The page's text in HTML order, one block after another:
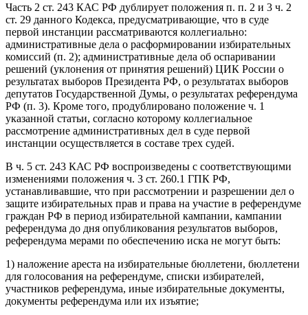
Часть 2 ст. 243 КАС РФ дублирует положения п. п. 2 и 3 ч. 2
ст. 29 данного Кодекса, предусматривающие, что в суде
первой инстанции рассматриваются коллегиально:
административные дела о расформировании избирательных
комиссий (п. 2); административные дела об оспаривании
решений (уклонения от принятия решений) ЦИК России о
результатах выборов Президента РФ, о результатах выборов
депутатов Государственной Думы, о результатах референдума
РФ (п. 3). Кроме того, продублировано положение ч. 1
указанной статьи, согласно которому коллегиальное
рассмотрение административных дел в суде первой
инстанции осуществляется в составе трех судей.
В ч. 5 ст. 243 КАС РФ воспроизведены с соответствующими
изменениями положения ч. 3 ст. 260.1 ГПК РФ,
устанавливавшие, что при рассмотрении и разрешении дел о
защите избирательных прав и права на участие в референдуме
граждан РФ в период избирательной кампании, кампании
референдума до дня опубликования результатов выборов,
референдума мерами по обеспечению иска не могут быть:
1) наложение ареста на избирательные бюллетени, бюллетени
для голосования на референдуме, списки избирателей,
участников референдума, иные избирательные документы,
документы референдума или их изъятие;